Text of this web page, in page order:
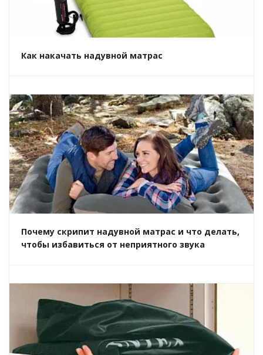
Как накачать надувной матрас
Почему скрипит надувной матрас и что делать,
чтобы избавиться от неприятного звука